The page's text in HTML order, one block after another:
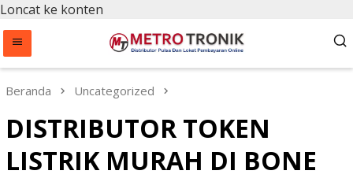
Loncat ke konten
Beranda Uncategorized
DISTRIBUTOR TOKEN
LISTRIK MURAH DI BONE